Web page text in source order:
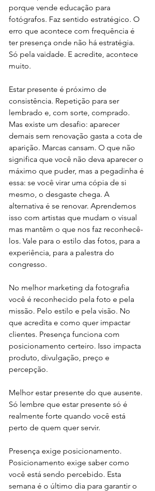
porque vende educação para
fotógrafos. Faz sentido estratégico. O
erro que acontece com frequência é
ter presença onde não há estratégia.
Só pela vaidade. E acredite, acontece
muito.
Estar presente é próximo de
consistência. Repetição para ser
lembrado e, com sorte, comprado.
Mas existe um desafio: aparecer
demais sem renovação gasta a cota de
aparição. Marcas cansam. O que não
significa que você não deva aparecer o
máximo que puder, mas a pegadinha é
essa: se você virar uma cópia de si
mesmo, o desgaste chega. A
alternativa é se renovar. Aprendemos
isso com artistas que mudam o visual
mas mantêm o que nos faz reconhecê-
los. Vale para o estilo das fotos, para a
experiência, para a palestra do
congresso.
No melhor marketing da fotografia
você é reconhecido pela foto e pela
missão. Pelo estilo e pela visão. No
que acredita e como quer impactar
clientes. Presença funciona com
posicionamento certeiro. Isso impacta
produto, divulgação, preço e
percepção.
Melhor estar presente do que ausente.
Só lembre que estar presente só é
realmente forte quando você está
perto de quem quer servir.
Presença exige posicionamento.
Posicionamento exige saber como
você está sendo percebido. Esta
semana é o último dia para garantir o